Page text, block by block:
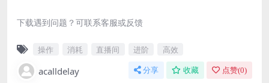
下载遇到问题？可联系客服或反馈
操作 消耗 直播间 进阶 高效
acalldelay 分享 收藏 点赞(0)